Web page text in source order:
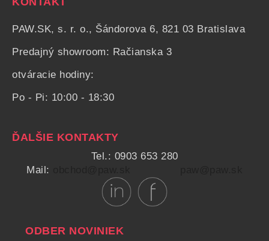
PAW.SK, s. r. o., Šándorova 6, 821 03 Bratislava
Predajný showroom: Račianska 3
otváracie hodiny:
Po - Pi: 10:00 - 18:30
ĎALŠIE KONTAKTY
Tel.: 0903 653 280
Mail:
ODBER NOVINIEK